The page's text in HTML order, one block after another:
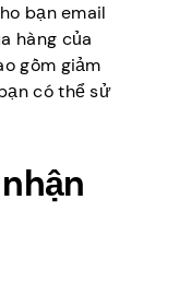
bạn email
hàng của
gồm giảm
có thể sử